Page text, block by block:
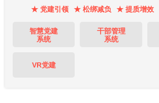
★ 党建引领 ★ 松绑减负 ★ 提质增效
智慧党建
系统
干部管理
系统
VR党建